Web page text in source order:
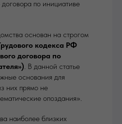
по инициативе
основан на строгом
кодекса РФ
договора по
. В данной статье
основания для
них прямо не
опоздания».
наиболее близких